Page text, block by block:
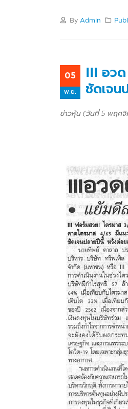
By Admin
05
พ.ย.
III อว
ชัดเจน
ข่าวหุ้น (วันที่ 5 พฤศจิ